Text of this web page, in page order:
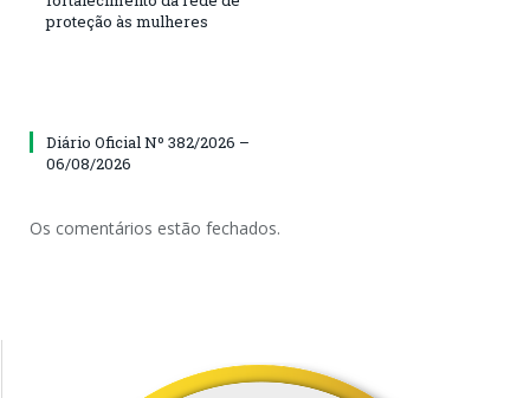
proteção às mulheres
Diário Oficial Nº 382/2026 –
06/08/2026
Os comentários estão fechados.